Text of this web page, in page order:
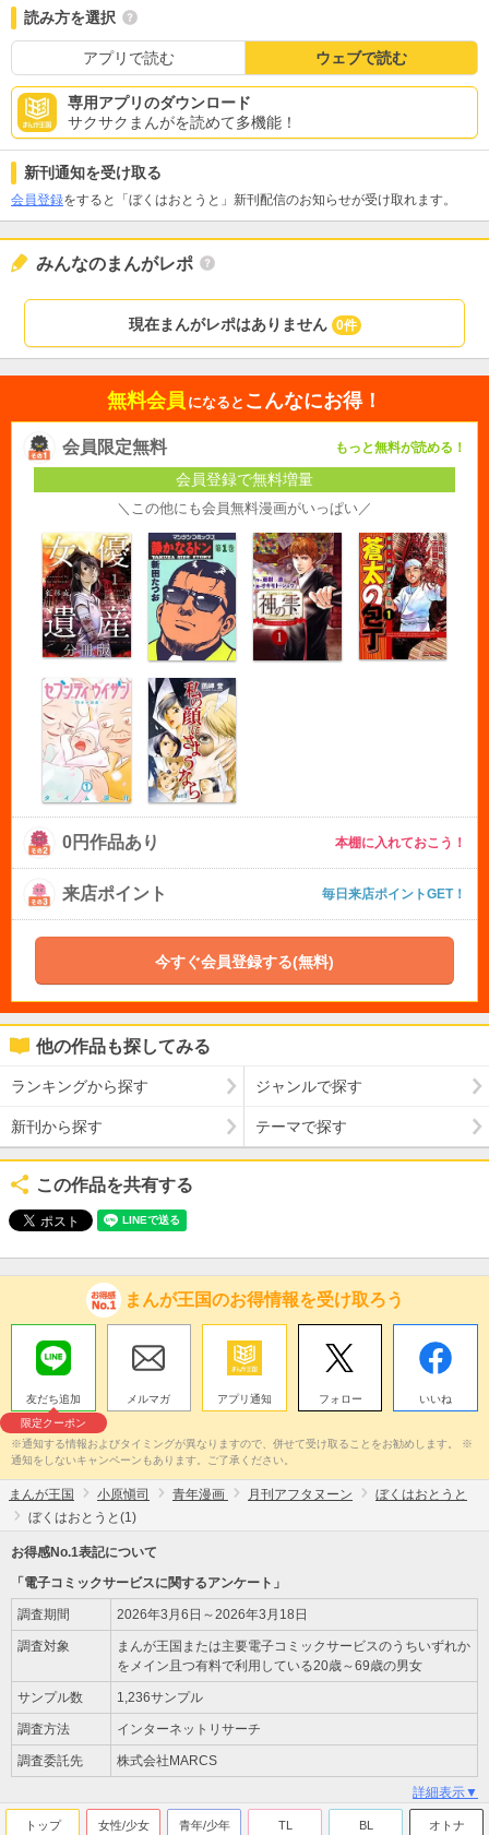
読み方を選択
アプリで読む ウェブで読む
専用アプリのダウンロード
サクサクまんがを読めて多機能！
新刊通知を受け取る
会員登録をすると「ぼくはおとうと」新刊配信のお知らせが受け取れます。
みんなのまんがレポ
現在まんがレポはありません 0件
無料会員 になると こんなにお得！
会員限定無料 もっと無料が読める！
会員登録で無料増量
＼この他にも会員無料漫画がいっぱい／
0円作品あり 本棚に入れておこう！
来店ポイント 毎日来店ポイントGET！
今すぐ会員登録する(無料)
他の作品も探してみる
ランキングから探す ジャンルで探す
新刊から探す テーマで探す
この作品を共有する
まんが王国のお得情報を受け取ろう
友だち追加
限定クーポン
メルマガ アプリ通知 フォロー いいね
※通知する情報およびタイミングが異なりますので、併せて受け取ることをお勧めします。 ※
通知をしないキャンペーンもあります。ご了承ください。
まんが王国 小原愼司 青年漫画 月刊アフタヌーン
ぼくはおとうと
ぼくはおとうと(1)
お得感No.1表記について
「電子コミックサービスに関するアンケート」
調査期間 2026年3月6日～2026年3月18日
調査対象
まんが王国または主要電子コミックサービスのうちいずれか
をメイン且つ有料で利用している20歳～69歳の男女
サンプル数 1,236サンプル
調査方法 インターネットリサーチ
調査委託先 株式会社MARCS
詳細表示▼
トップ 女性/少女 青年/少年 TL BL オトナ